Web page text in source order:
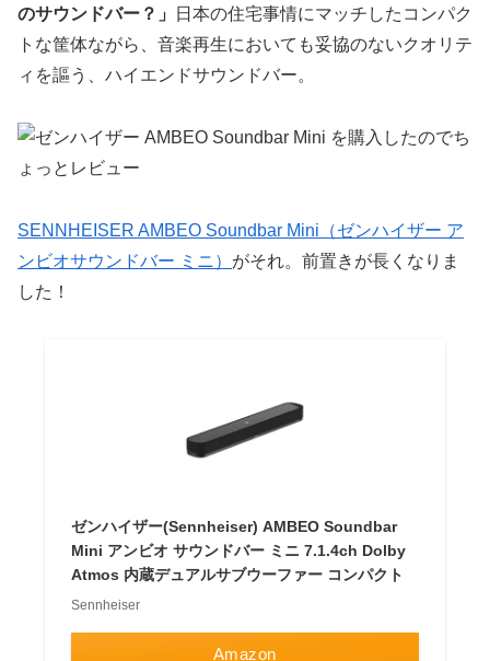
のサウンドバー？」
日本の住宅事情にマッチしたコンパク
トな筐体ながら、音楽再生においても妥協のないクオリテ
ィを謳う、ハイエンドサウンドバー。
SENNHEISER AMBEO Soundbar Mini（ゼンハイザー ア
ンビオサウンドバー ミニ） がそれ。前置きが長くなりま
した！
ゼンハイザー(Sennheiser) AMBEO Soundbar
Mini アンビオ サウンドバー ミニ 7.1.4ch Dolby
Atmos 内蔵デュアルサブウーファー コンパクト
Sennheiser
Amazon